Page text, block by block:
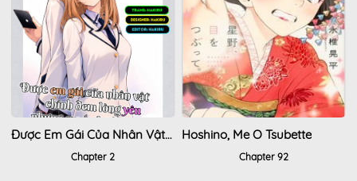
Được Em Gái Của Nhân Vật Chính Đem Lòng Yêu Nhưng Em Ấy Lại Là Yandere.
Chapter 2
Hoshino, Me O Tsubette
Chapter 92